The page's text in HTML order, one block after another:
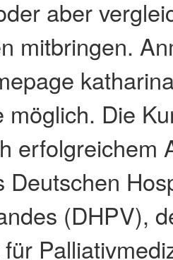
aber
mitbringen.
möglich. Die
erfolgreichem
Deutschen
(DHPV),